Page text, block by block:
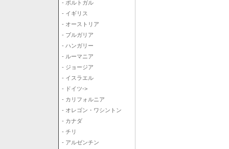
- ポルトガル
- イギリス
- オーストリア
- ブルガリア
- ハンガリー
- ルーマニア
- ジョージア
- イスラエル
- ドイツ->
- カリフォルニア
- オレゴン・ワシントン
- カナダ
- チリ
- アルゼンチン